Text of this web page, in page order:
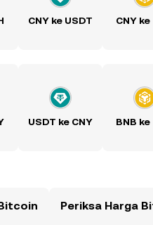
CNY ke USDT CNY ke
USDT ke CNY BNB ke
Periksa Harga